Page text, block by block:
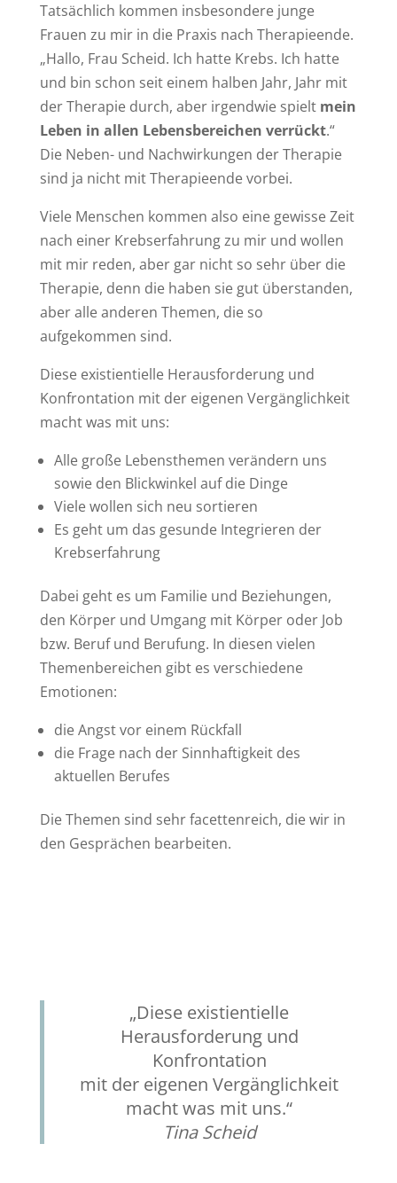
Tatsächlich kommen insbesondere junge
Frauen zu mir in die Praxis nach Therapieende.
„Hallo, Frau Scheid. Ich hatte Krebs. Ich hatte
und bin schon seit einem halben Jahr, Jahr mit
der Therapie durch, aber irgendwie spielt mein
Leben in allen Lebensbereichen verrückt.“
Die Neben- und Nachwirkungen der Therapie
sind ja nicht mit Therapieende vorbei.
Viele Menschen kommen also eine gewisse Zeit
nach einer Krebserfahrung zu mir und wollen
mit mir reden, aber gar nicht so sehr über die
Therapie, denn die haben sie gut überstanden,
aber alle anderen Themen, die so
aufgekommen sind.
Diese existientielle Herausforderung und
Konfrontation mit der eigenen Vergänglichkeit
macht was mit uns:
Alle große Lebensthemen verändern uns
sowie den Blickwinkel auf die Dinge
Viele wollen sich neu sortieren
Es geht um das gesunde Integrieren der
Krebserfahrung
Dabei geht es um Familie und Beziehungen,
den Körper und Umgang mit Körper oder Job
bzw. Beruf und Berufung. In diesen vielen
Themenbereichen gibt es verschiedene
Emotionen:
die Angst vor einem Rückfall
die Frage nach der Sinnhaftigkeit des
aktuellen Berufes
Die Themen sind sehr facettenreich, die wir in
den Gesprächen bearbeiten.
„Diese existientielle
Herausforderung und
Konfrontation
mit der eigenen Vergänglichkeit
macht was mit uns.“
Tina Scheid